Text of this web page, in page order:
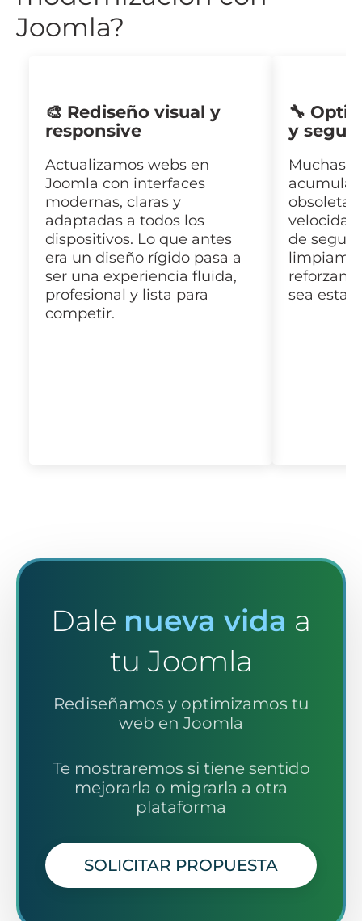
Joomla?
🎨 Rediseño visual y
responsive
Actualizamos webs en
Joomla con interfaces
modernas, claras y
adaptadas a todos los
dispositivos. Lo que antes
era un diseño rígido pasa a
ser una experiencia fluida,
profesional y lista para
competir.
🔧
y
Muchas
de
sea
Dale nueva vida a
tu Joomla
Rediseñamos y optimizamos tu
web en Joomla
Te mostraremos si tiene sentido
mejorarla o migrarla a otra
plataforma
SOLICITAR PROPUESTA